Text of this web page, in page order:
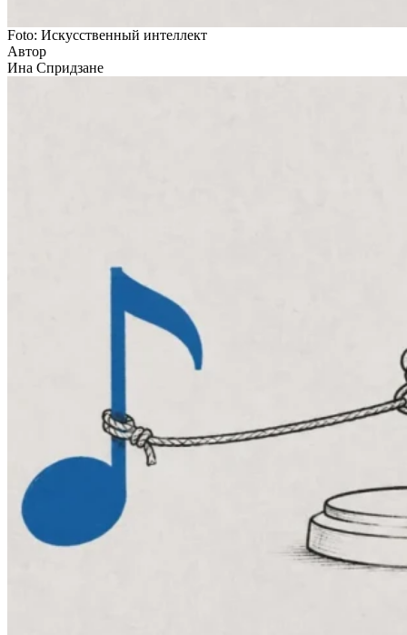
Foto: Искусственный интеллект
Автор
Ина Спридзане